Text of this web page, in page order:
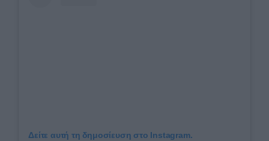
Δείτε αυτή τη δημοσίευση στο Instagram.